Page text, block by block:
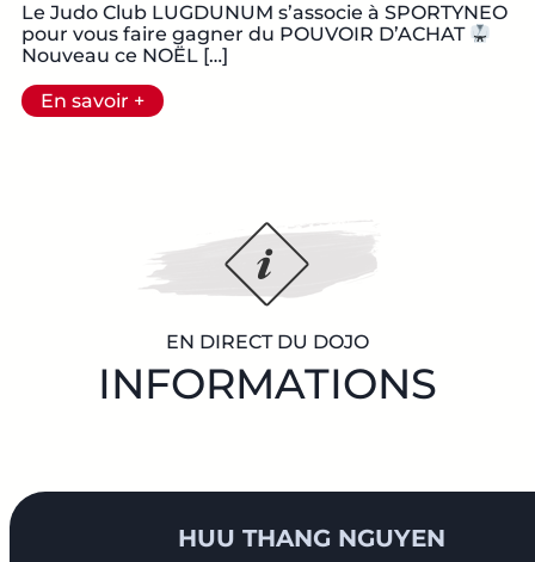
Le Judo Club LUGDUNUM s’associe à SPORTYNEO
pour vous faire gagner du POUVOIR D’ACHAT
Nouveau ce NOËL […]
En savoir +
EN DIRECT DU DOJO
INFORMATIONS
HUU THANG NGUYEN